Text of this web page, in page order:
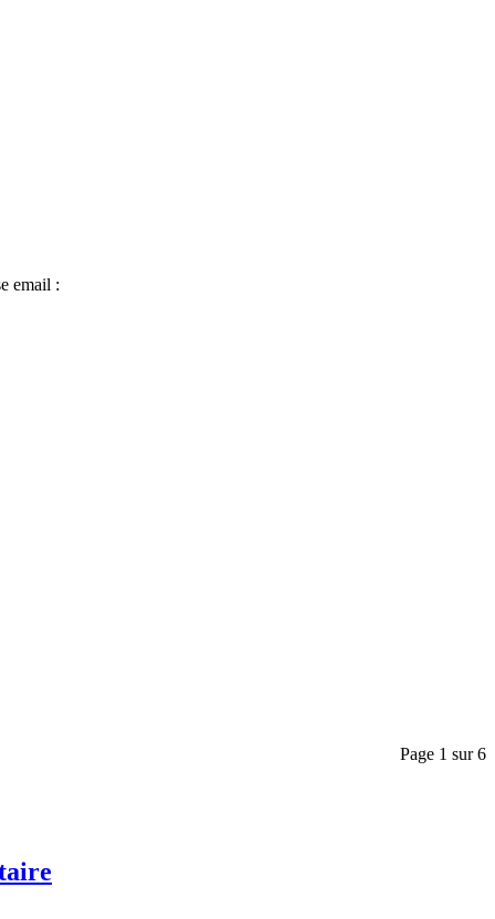
email :
Page 1 sur 6